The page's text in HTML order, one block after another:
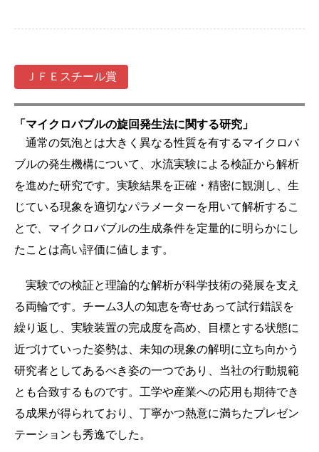
ＪＦＥスチール賞
「マイクロバブルの旋回発生法に関する研究」
通常の気泡とは大きく異なる性質を有するマイクロバ
ブルの発生機構について、水流実験による検証から解析
を進めた研究です。実験結果を正確・精密に観測し、生
じている現象を適切なパラメーターを用いて解析するこ
とで、マイクロバブルの生成条件を定量的に明らかにし
たことは高い評価に値します。
実験での検証と理論的な解析が科学技術の発展を支え
る両輪です。チーム3人の知恵を寄せあって試行錯誤を
繰り返し、実験装置の完成度を高め、目標とする状態に
近づけていった姿勢は、未知の現象の解明に立ち向かう
研究者としてあるべき姿の一つであり、当社の行動規範
とも合致するものです。工学や産業への応用も期待でき
る成果が得られており、丁寧かつ熱意に満ちたプレゼン
テーションも秀逸でした。